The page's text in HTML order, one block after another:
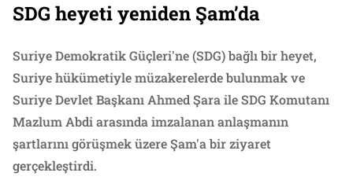
SDG heyeti yeniden Şam’da
Suriye Demokratik Güçleri'ne (SDG) bağlı bir heyet,
Suriye hükümetiyle müzakerelerde bulunmak ve
Suriye Devlet Başkanı Ahmed Şara ile SDG Komutanı
Mazlum Abdi arasında imzalanan anlaşmanın
şartlarını görüşmek üzere Şam'a bir ziyaret
gerçekleştirdi.